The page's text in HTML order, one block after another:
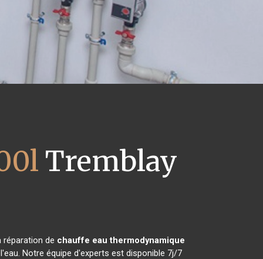
Tremblay
réparation de chauffe eau thermodynamique
Notre équipe d'experts est disponible 7j/7